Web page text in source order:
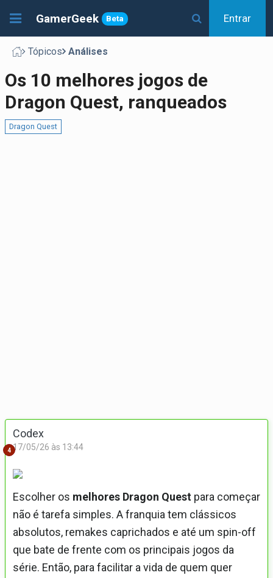
GamerGeek Beta Entrar
Tópicos Análises
Os 10 melhores jogos de
Dragon Quest, ranqueados
Dragon Quest
4
Codex
17/05/26 às 13:44
Escolher os melhores Dragon Quest para começar
não é tarefa simples. A franquia tem clássicos
absolutos, remakes caprichados e até um spin-off
que bate de frente com os principais jogos da
série. Então, para facilitar a vida de quem quer